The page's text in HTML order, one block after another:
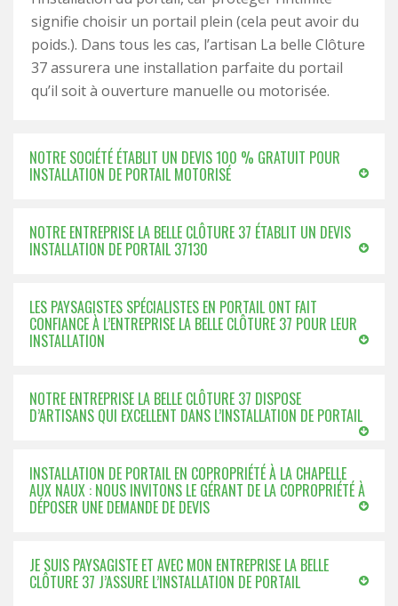
signifie choisir un portail plein (cela peut avoir du
poids.). Dans tous les cas, l’artisan La belle Clôture
37 assurera une installation parfaite du portail
qu’il soit à ouverture manuelle ou motorisée.
NOTRE SOCIÉTÉ ÉTABLIT UN DEVIS 100 % GRATUIT POUR
INSTALLATION DE PORTAIL MOTORISÉ
NOTRE ENTREPRISE LA BELLE CLÔTURE 37 ÉTABLIT UN DEVIS
INSTALLATION DE PORTAIL 37130
LES PAYSAGISTES SPÉCIALISTES EN PORTAIL ONT FAIT
CONFIANCE À L’ENTREPRISE LA BELLE CLÔTURE 37 POUR LEUR
INSTALLATION
NOTRE ENTREPRISE LA BELLE CLÔTURE 37 DISPOSE
D’ARTISANS QUI EXCELLENT DANS L’INSTALLATION DE PORTAIL
INSTALLATION DE PORTAIL EN COPROPRIÉTÉ À LA CHAPELLE
AUX NAUX : NOUS INVITONS LE GÉRANT DE LA COPROPRIÉTÉ À
DÉPOSER UNE DEMANDE DE DEVIS
JE SUIS PAYSAGISTE ET AVEC MON ENTREPRISE LA BELLE
CLÔTURE 37 J’ASSURE L’INSTALLATION DE PORTAIL